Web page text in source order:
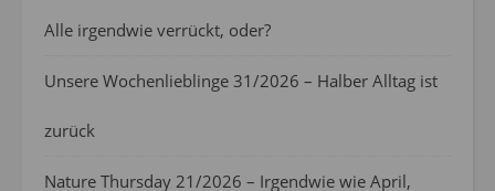
Alle irgendwie verrückt, oder?
Unsere Wochenlieblinge 31/2026 – Halber Alltag ist
zurück
Nature Thursday 21/2026 – Irgendwie wie April,